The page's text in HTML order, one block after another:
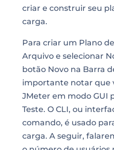
criar e construir seu
carga.
Para criar um Plano
Arquivo e selecionar
botão Novo na Barra
importante notar que
JMeter em modo GUI
Teste. O CLI, ou
comando, é usado
carga. A seguir,